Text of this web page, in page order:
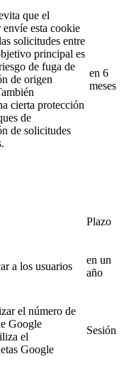
que el
envíe esta cookie
solicitudes entre
principal es
de fuga de
de origen
cierta protección
de
de solicitudes
en 6
meses
Plazo
a los usuarios
en un
año
el número de
Google
el
Google
Sesión